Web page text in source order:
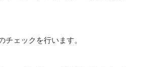
チェックを行います。